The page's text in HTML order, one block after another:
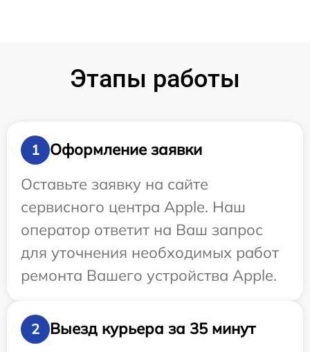
Этапы работы
1
Оформление заявки
Оставьте заявку на сайте
сервисного центра Apple. Наш
оператор ответит на Ваш запрос
для уточнения необходимых работ
ремонта Вашего устройства Apple.
2
Выезд курьера за 35 минут